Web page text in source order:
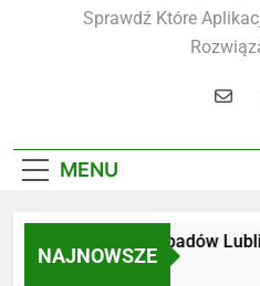
Sprawdź Które
MENU
NAJNOWSZE
Utylizacja odpadów Lublin
2 Miesiące Ago